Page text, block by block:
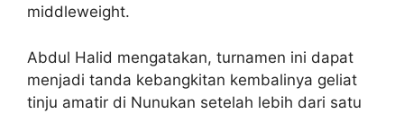
middleweight.
Abdul Halid mengatakan, turnamen ini dapat
menjadi tanda kebangkitan kembalinya geliat
tinju amatir di Nunukan setelah lebih dari satu